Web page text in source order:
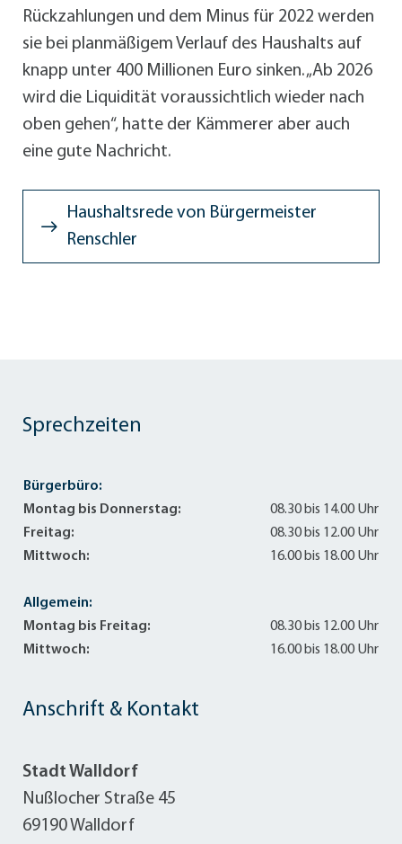
Rückzahlungen und dem Minus für 2022 werden
sie bei planmäßigem Verlauf des Haushalts auf
knapp unter 400 Millionen Euro sinken. „Ab 2026
wird die Liquidität voraussichtlich wieder nach
oben gehen“, hatte der Kämmerer aber auch
eine gute Nachricht.
Haushaltsrede von Bürgermeister
Renschler
Anschrift & Kontakt
Stadt Walldorf
Nußlocher Straße 45
69190 Walldorf
Sprechzeiten
Bürgerbüro:
Montag bis Donnerstag:
08.30 bis 14.00 Uhr
Freitag:
08.30 bis 12.00 Uhr
Mittwoch:
16.00 bis 18.00 Uhr
Allgemein:
Montag bis Freitag:
08.30 bis 12.00 Uhr
Mittwoch:
16.00 bis 18.00 Uhr